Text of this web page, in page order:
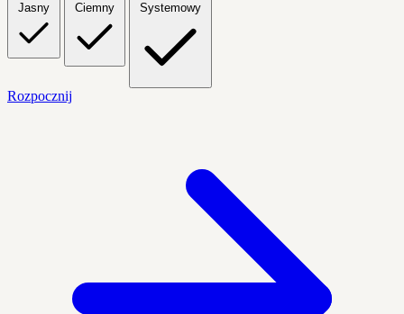
Jasny Ciemny Systemowy
Rozpocznij